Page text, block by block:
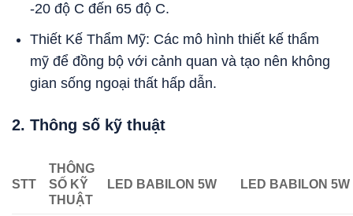
-20 độ C đến 65 độ C.
Thiết Kế Thẩm Mỹ: Các mô hình thiết kế thẩm
mỹ để đồng bộ với cảnh quan và tạo nên không
gian sống ngoại thất hấp dẫn.
2. Thông số kỹ thuật
STT
THÔNG
SỐ KỸ
THUẬT
LED BABILON 5W LED BABILON 5W